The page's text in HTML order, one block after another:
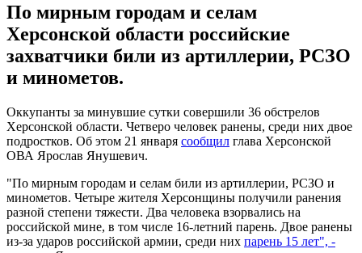
По мирным городам и селам
Херсонской области российские
захватчики били из артиллерии, РСЗО
и минометов.
Оккупанты за минувшие сутки совершили 36 обстрелов
Херсонской области. Четверо человек ранены, среди них двое
подростков. Об этом 21 января сообщил глава Херсонской
ОВА Ярослав Янушевич.
"По мирным городам и селам били из артиллерии, РСЗО и
минометов. Четыре жителя Херсонщины получили ранения
разной степени тяжести. Два человека взорвались на
российской мине, в том числе 16-летний парень. Двое ранены
из-за ударов российской армии, среди них парень 15 лет", -